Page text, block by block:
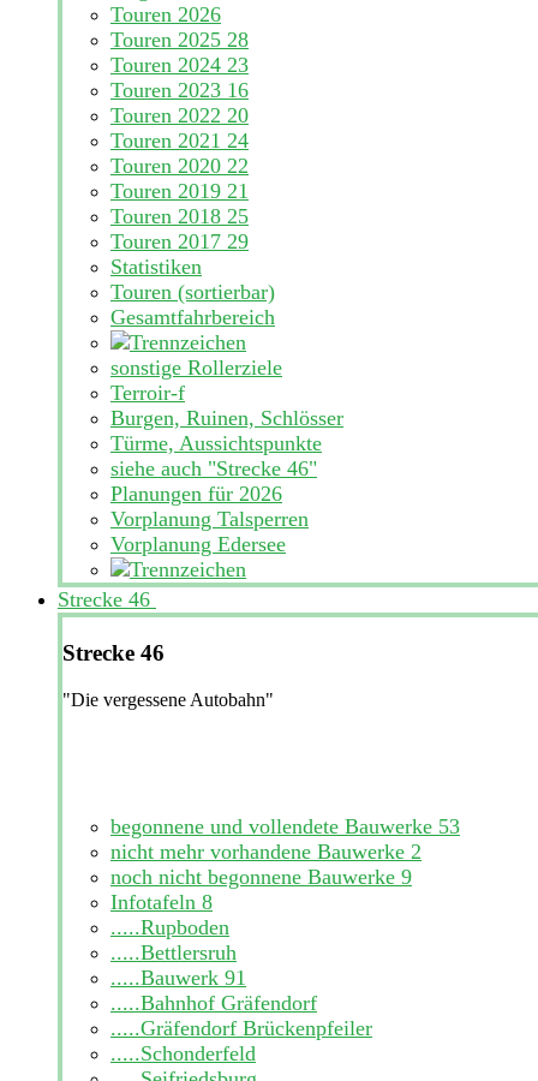
Touren 2026
Touren 2025 28
Touren 2024 23
Touren 2023 16
Touren 2022 20
Touren 2021 24
Touren 2020 22
Touren 2019 21
Touren 2018 25
Touren 2017 29
Statistiken
Touren (sortierbar)
Gesamtfahrbereich
sonstige Rollerziele
Terroir-f
Burgen, Ruinen, Schlösser
Türme, Aussichtspunkte
siehe auch "Strecke 46"
Planungen für 2026
Vorplanung Talsperren
Vorplanung Edersee
Strecke 46
Strecke 46
"Die vergessene Autobahn"
begonnene und vollendete Bauwerke 53
nicht mehr vorhandene Bauwerke 2
noch nicht begonnene Bauwerke 9
Infotafeln 8
.....Rupboden
.....Bettlersruh
.....Bauwerk 91
.....Bahnhof Gräfendorf
.....Gräfendorf Brückenpfeiler
.....Schonderfeld